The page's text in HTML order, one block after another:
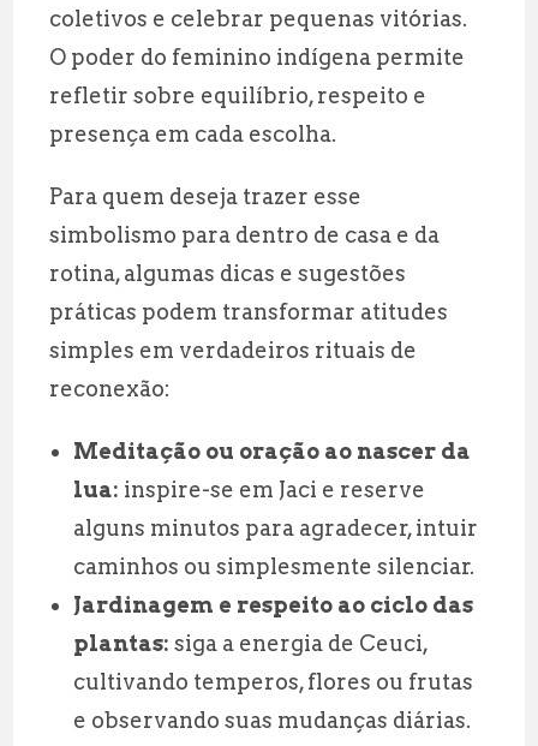
coletivos e celebrar pequenas vitórias.
O poder do feminino indígena permite
refletir sobre equilíbrio, respeito e
presença em cada escolha.
Para quem deseja trazer esse
simbolismo para dentro de casa e da
rotina, algumas dicas e sugestões
práticas podem transformar atitudes
simples em verdadeiros rituais de
reconexão:
Meditação ou oração ao nascer da
lua: inspire-se em Jaci e reserve
alguns minutos para agradecer, intuir
caminhos ou simplesmente silenciar.
Jardinagem e respeito ao ciclo das
plantas: siga a energia de Ceuci,
cultivando temperos, flores ou frutas
e observando suas mudanças diárias.